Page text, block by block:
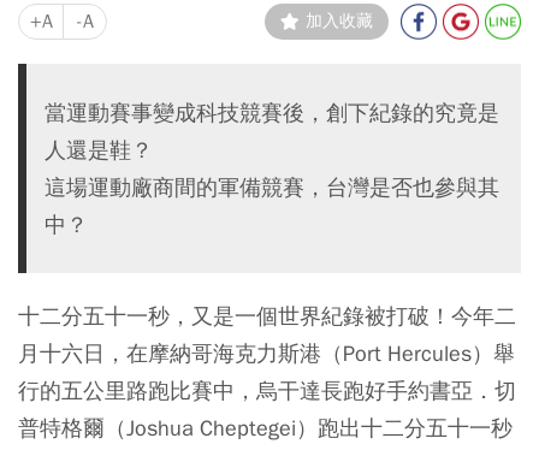
+A -A 加入收藏
當運動賽事變成科技競賽後，創下紀錄的究竟是
人還是鞋？
這場運動廠商間的軍備競賽，台灣是否也參與其
中？
十二分五十一秒，又是一個世界紀錄被打破！今年二
月十六日，在摩納哥海克力斯港（Port Hercules）舉
行的五公里路跑比賽中，烏干達長跑好手約書亞．切
普特格爾（Joshua Cheptegei）跑出十二分五十一秒